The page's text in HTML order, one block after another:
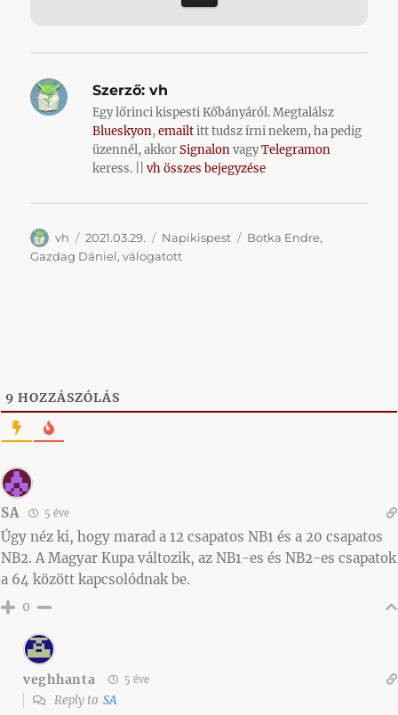
Szerző: vh
Egy lőrinci kispesti Kőbányáról. Megtalálsz
Blueskyon,emailtitt tudsz írni nekem, ha pedig
üzennél, akkorSignalonvagyTelegramon
keress. ||vh összes bejegyzése
Szerző
vh Közzétéve
2021.03.29. Kategória
Napikispest Címke
Botka Endre,
Gazdag Dániel,válogatott
9 HOZZÁSZÓLÁS
SA 5 éve
Úgy néz ki, hogy marad a 12 csapatos NB1 és a 20 csapatos
NB2. A Magyar Kupa változik, az NB1-es és NB2-es csapatok
a 64 között kapcsolódnak be.
0
veghhanta 5 éve
Reply to SA